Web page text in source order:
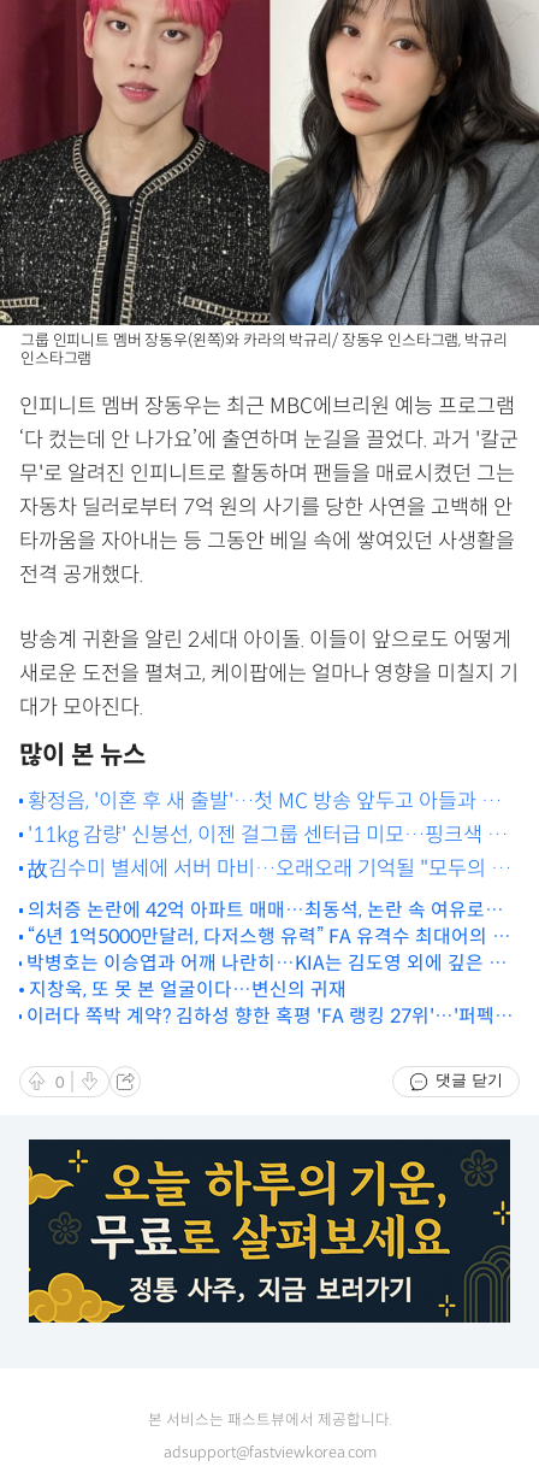
그룹 인피니트 멤버 장동우(왼쪽)와 카라의 박규리/ 장동우 인스타그램, 박규리
인스타그램
인피니트 멤버 장동우는 최근 MBC에브리원 예능 프로그램
‘다 컸는데 안 나가요’에 출연하며 눈길을 끌었다. 과거 '칼군
무'로 알려진 인피니트로 활동하며 팬들을 매료시켰던 그는
자동차 딜러로부터 7억 원의 사기를 당한 사연을 고백해 안
타까움을 자아내는 등 그동안 베일 속에 쌓여있던 사생활을
전격 공개했다.
방송계 귀환을 알린 2세대 아이돌. 이들이 앞으로도 어떻게
새로운 도전을 펼쳐고, 케이팝에는 얼마나 영향을 미칠지 기
대가 모아진다.
많이 본 뉴스
황정음, '이혼 후 새 출발'…첫 MC 방송 앞두고 아들과 다정
한 데이트 [MD★스타]
'11kg 감량' 신봉선, 이젠 걸그룹 센터급 미모…핑크색 머
리도 '찰떡소화' [MD★스타]
故김수미 별세에 서버 마비…오래오래 기억될 "모두의 어
머니" [종합]
의처증 논란에 42억 아파트 매매…최동석, 논란 속 여유로운
일상 [MD★스타]
“6년 1억5000만달러, 다저스행 유력” FA 유격수 최대어의 위
상…김하성과 15배 차이 ‘충격 전망’
박병호는 이승엽과 어깨 나란히…KIA는 김도영 외에 깊은 침
묵, 단기전 특효약은 홈런 ‘여기는 라팍’[MD대구 KS]
지창욱, 또 못 본 얼굴이다…변신의 귀재
이러다 쪽박 계약? 김하성 향한 혹평 'FA 랭킹 27위'…'퍼펙트
0 댓글 닫기
본 서비스는 패스트뷰에서 제공합니다.
adsupport@fastviewkorea.com